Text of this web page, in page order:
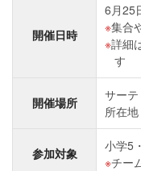
開催日時
6月25
集合
詳細
す
開催場所
サー
所在
参加対象
小学5
チー